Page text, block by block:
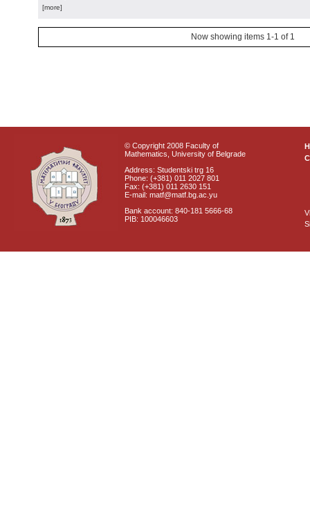
[more]
Now showing items 1-1 of 1
© Copyright 2008 Faculty of
Mathematics, University of Belgrade
Address: Studentski trg 16
Phone: (+381) 011 2027 801
Fax: (+381) 011 2630 151
E-mail: matf@matf.bg.ac.yu
Bank account: 840-181 5666-68
PIB: 100046603